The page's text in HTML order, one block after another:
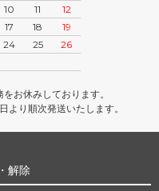
10 11
12
17 18
19
24 25
26
お休みしております。
より順次発送いたします。
解除